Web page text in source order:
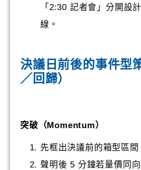
「2:30 記者會」分開設
線。
決議日前後的事件型
／回歸）
突破（Momentum）
先框出決議前的箱型區間
聲明後 5 分鐘若量價同